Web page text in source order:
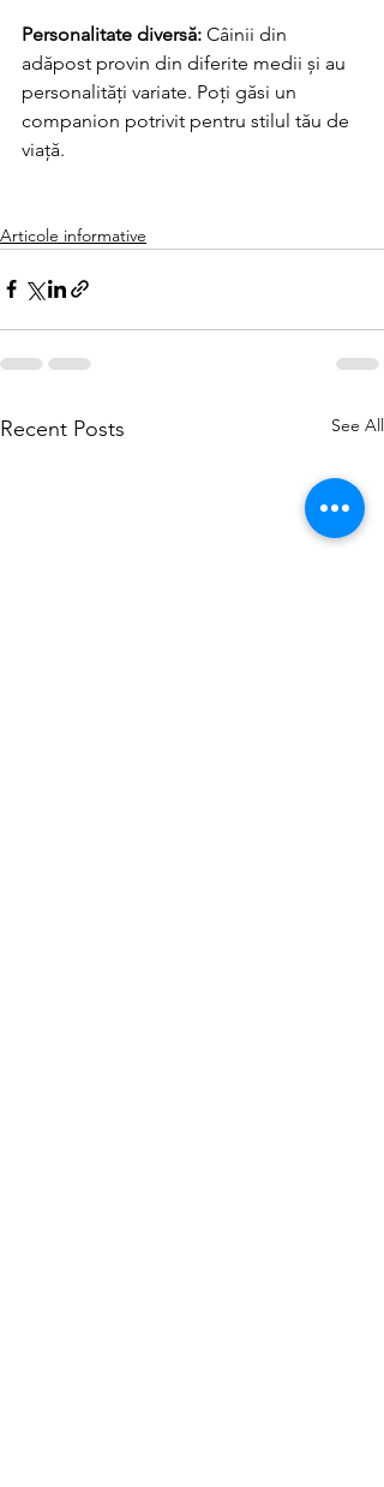
Personalitate diversă: Câinii din
adăpost provin din diferite medii și au
personalități variate. Poți găsi un
companion potrivit pentru stilul tău de
viață.
Articole informative
Recent Posts See All